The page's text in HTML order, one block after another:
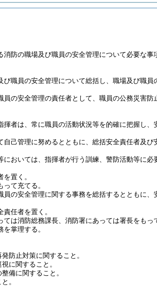
消防の職場及び職員の安全管理について必要な
職員の安全管理について総括し、職場及び職員
員の安全管理の責任者として、職員の公務災害
者は、常に職員の活動状況等を的確に把握し、
自己管理に努めるとともに、総括安全責任者及
おいては、指揮者が行う訓練、警防活動等に
置く。
て充てる。
の安全管理に関する事務を総括するとともに、
任者を置く。
は消防総務課長、消防署にあっては署長をもっ
掌理する。
防止対策に関すること。
に関すること。
備に関すること。
。